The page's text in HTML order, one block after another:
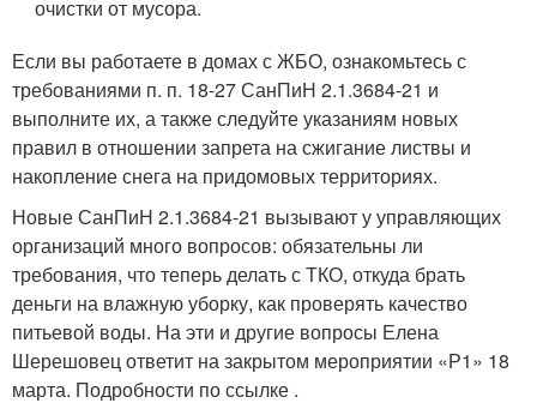
очистки от мусора.
Если вы работаете в домах с ЖБО, ознакомьтесь с
требованиями п. п. 18-27 СанПиН 2.1.3684-21 и
выполните их, а также следуйте указаниям новых
правил в отношении запрета на сжигание листвы и
накопление снега на придомовых территориях.
Новые СанПиН 2.1.3684-21 вызывают у управляющих
организаций много вопросов: обязательны ли
требования, что теперь делать с ТКО, откуда брать
деньги на влажную уборку, как проверять качество
питьевой воды. На эти и другие вопросы Елена
Шерешовец ответит на закрытом мероприятии «Р1» 18
марта. Подробности по ссылке .